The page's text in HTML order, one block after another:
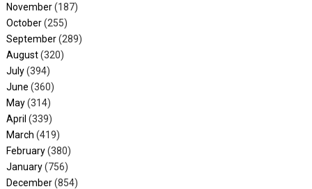
November(187)
October(255)
September(289)
August(320)
July(394)
June (360)
May(314)
April (339)
March (419)
February(380)
January(756)
December(854)